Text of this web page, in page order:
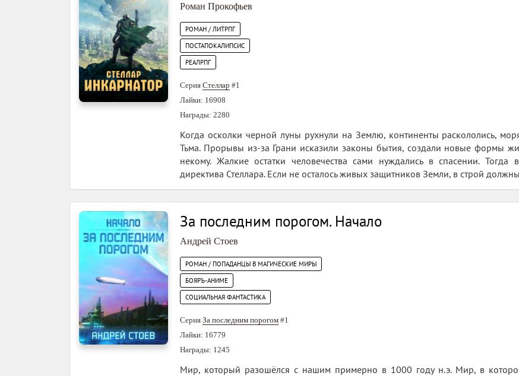
Роман Прокофьев
РОМАН / ЛИТРПГ
ПОСТАПОКАЛИПСИС
РЕАЛРПГ
Серия Стеллар #1
Лайки: 16908
Награды: 2280
Когда осколки черной луны рухнули на Землю, континенты раскололись,
Тьма. Прорывы из-за Грани исказили законы бытия, создали новые формы
некому. Жалкие остатки человечества сами нуждались в спасении. Тогда
директива Стеллара. Если не осталось живых защитников Земли, в строй
За последним порогом. Начало
Андрей Стоев
РОМАН / ПОПАДАНЦЫ В МАГИЧЕСКИЕ МИРЫ
БОЯРЪ-АНИМЕ
СОЦИАЛЬНАЯ ФАНТАСТИКА
Серия За последним порогом #1
Лайки: 16779
Награды: 1245
Мир, который разошёлся с нашим примерно в 1000 году н.э. Мир, в